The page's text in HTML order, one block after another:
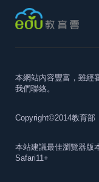
本網站內容豐富，雖經
我們聯絡。
Copyright©2014教育部
本站建議最佳瀏覽器版
Safari11+